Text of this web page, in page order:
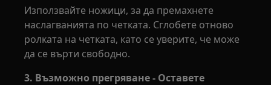
Използвайте ножици, за да премахнете
наслагванията по четката. Сглобете отново
ролката на четката, като се уверите, че може
да се върти свободно.
3. Възможно прегряване - Оставете